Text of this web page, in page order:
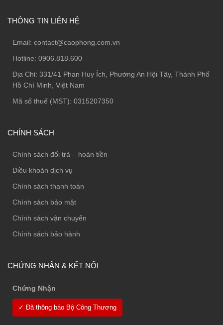
THÔNG TIN LIÊN HỆ
Email: contact@caophong.com.vn
Hotline: 0906.818.600
Địa Chỉ: 331/41 Phan Huy Ích, Phường An Hội Tây, Thành Phố
Hồ Chí Minh, Việt Nam
Mã số thuế (MST): 0315207350
CHÍNH SÁCH
Chính sách đổi trả – hoàn tiền
Điều khoản dịch vụ
Chính sách thanh toán
Chính sách bảo mật
Chính sách vận chuyển
Chính sách bảo hành
CHỨNG NHẬN & KẾT NỐI
Chứng Nhận
✓ Đã thông báo Bộ Công Thương